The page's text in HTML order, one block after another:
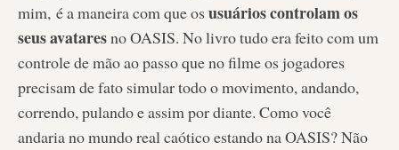
mim, é a maneira com que os usuários controlamos
seus avataresno OASIS. No livro tudo era feito com um
controle de mão ao passo que no filme os jogadores
precisam de fato simular todo o movimento, andando,
correndo, pulando e assim por diante. Como você
andaria no mundo real caótico estando na OASIS? Não